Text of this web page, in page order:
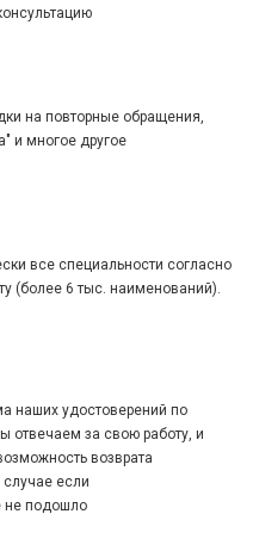
на повторные обращения,
и многое другое
все специальности согласно
(более 6 тыс. наименований).
наших удостоверений по
отвечаем за свою работу, и
возврата
если
не подошло